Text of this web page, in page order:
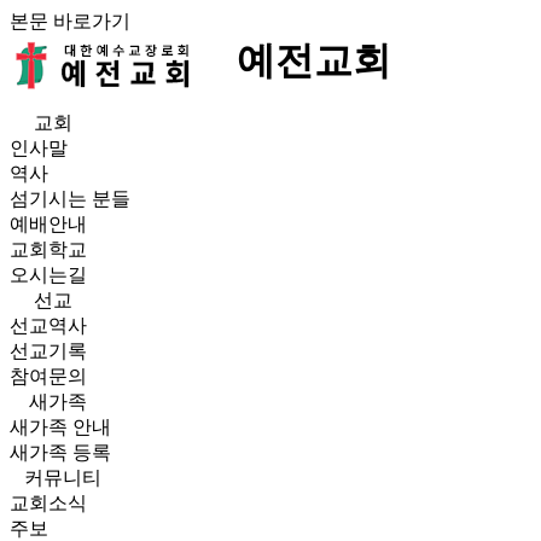
본문 바로가기
예전교회
교회
인사말
역사
섬기시는 분들
예배안내
교회학교
오시는길
선교
선교역사
선교기록
참여문의
새가족
새가족 안내
새가족 등록
커뮤니티
교회소식
주보